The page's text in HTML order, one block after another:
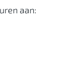
aan: